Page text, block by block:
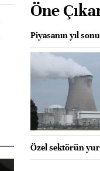
Öne
Piyasanın yıl
Özel sektörün